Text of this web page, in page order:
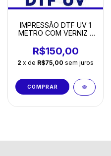
IMPRESSÃO DTF UV 1
METRO COM VERNIZ -
R$150,00
2 x de R$75,00 sem juros